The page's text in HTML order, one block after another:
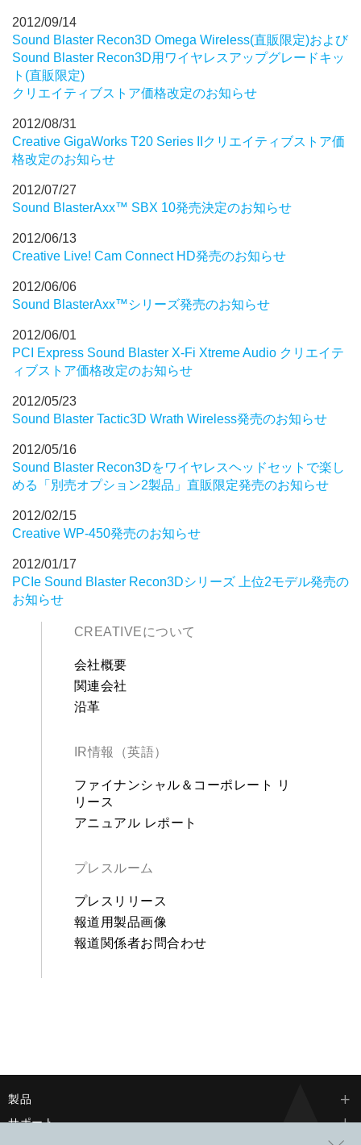
2012/09/14
Sound Blaster Recon3D Omega Wireless(直販限定)および
Sound Blaster Recon3D用ワイヤレスアップグレードキッ
ト(直販限定)
クリエイティブストア価格改定のお知らせ
2012/08/31
Creative GigaWorks T20 Series IIクリエイティブストア価
格改定のお知らせ
2012/07/27
Sound BlasterAxx™ SBX 10発売決定のお知らせ
2012/06/13
Creative Live! Cam Connect HD発売のお知らせ
2012/06/06
Sound BlasterAxx™シリーズ発売のお知らせ
2012/06/01
PCI Express Sound Blaster X-Fi Xtreme Audio クリエイテ
ィブストア価格改定のお知らせ
2012/05/23
Sound Blaster Tactic3D Wrath Wireless発売のお知らせ
2012/05/16
Sound Blaster Recon3Dをワイヤレスヘッドセットで楽し
める「別売オプション2製品」直販限定発売のお知らせ
2012/02/15
Creative WP-450発売のお知らせ
2012/01/17
PCIe Sound Blaster Recon3Dシリーズ 上位2モデル発売の
お知らせ
CREATIVEについて
会社概要
関連会社
沿革
IR情報（英語）
ファイナンシャル＆コーポレート リ
リース
アニュアル レポート
プレスルーム
プレスリリース
報道用製品画像
報道関係者お問合わせ
製品
サポート